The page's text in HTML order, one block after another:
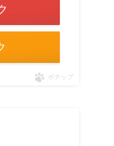
ポチップ